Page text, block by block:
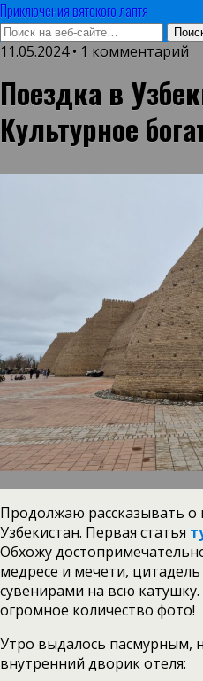
Приключения вятского лаптя
11.05.2024 • 1 комментарий
Поездка в
Культурное
Продолжаю рассказывать о
Узбекистан. Первая статья
Обхожу
медресе и мечети,
сувенирами на всю
огромное количество фото!
Утро выдалось пасмурным,
внутренний дворик отеля: